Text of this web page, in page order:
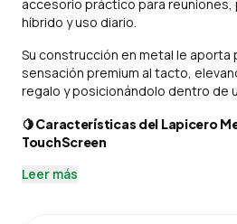
accesorio práctico para
híbrido y uso diario.
Su construcción en metal le aporta
sensación premium al tacto,
regalo y posicionándolo dentro de
🍋Características del Lapicero
TouchScreen
Leer más